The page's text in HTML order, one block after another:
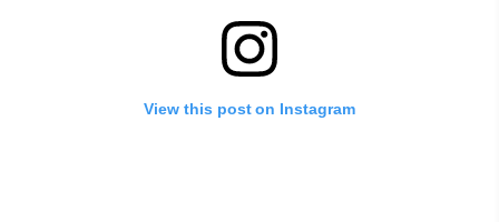
View this post on Instagram